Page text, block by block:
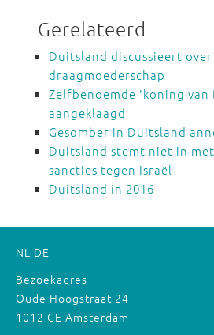
Gerelateerd
Duitsland discussieert over
draagmoederschap
Zelfbenoemde 'koning
aangeklaagd
Gesomber in Duitsland
Duitsland stemt niet in
sancties tegen Israël
Duitsland in 2016
NL DE
Bezoekadres
Oude Hoogstraat 24
1012 CE Amsterdam